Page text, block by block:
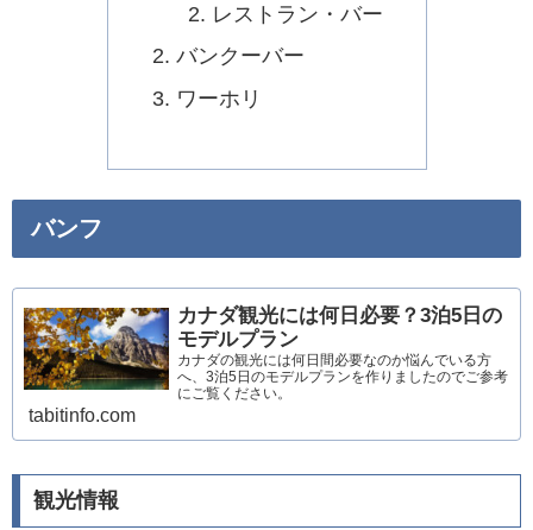
レストラン・バー
バンクーバー
ワーホリ
バンフ
カナダ観光には何日必要？3泊5日の
モデルプラン
カナダの観光には何日間必要なのか悩んでいる方
へ、3泊5日のモデルプランを作りましたのでご参考
にご覧ください。
tabitinfo.com
観光情報